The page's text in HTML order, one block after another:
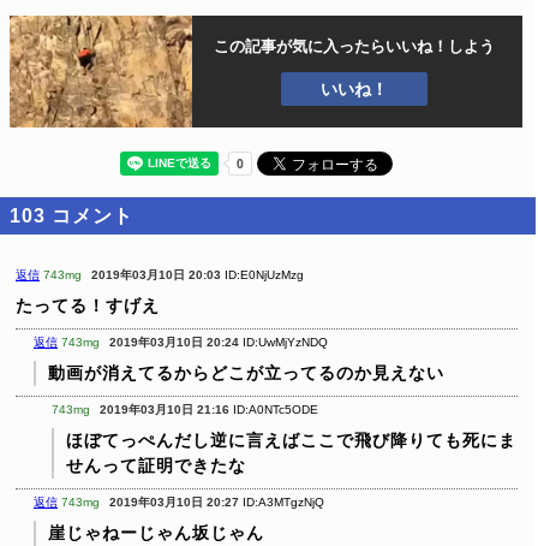
この記事が気に入ったらいいね！しよう
いいね！
103 コメント
返信 743mg 2019年03月10日 20:03 ID:E0NjUzMzg
たってる！すげえ
返信 743mg 2019年03月10日 20:24 ID:UwMjYzNDQ
動画が消えてるからどこが立ってるのか見えない
743mg 2019年03月10日 21:16 ID:A0NTc5ODE
ほぼてっぺんだし逆に言えばここで飛び降りても死にま
せんって証明できたな
返信 743mg 2019年03月10日 20:27 ID:A3MTgzNjQ
崖じゃねーじゃん坂じゃん